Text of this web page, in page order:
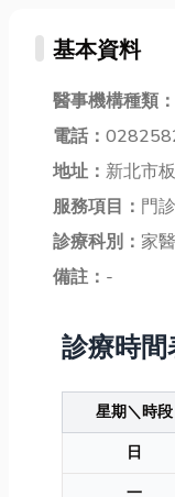
基本資料
醫事機構種類：
電話：
地址： 新北市
服務項目： 門
診療科別： 家
備註： -
診療時間
星期＼時段
日